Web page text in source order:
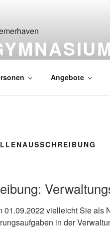
Angebote
01.09.2022 vielleicht Sie als
in der